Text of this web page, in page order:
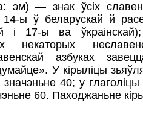
эм) — знак ўсіх
14-ы ў беларускай й
і 17-ы ва
некаторых
азбуках
У кірыліцы
значэньне 40; у
60. Паходжаньне